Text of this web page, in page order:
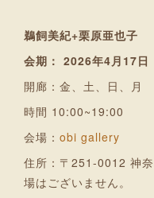
鵜飼美紀+栗原亜也子
会期： 2026年4月17
開廊：金、土、日、月
時間 10:00~19:00
会場： obi gallery
住所：〒251-0012 神
場はございません。